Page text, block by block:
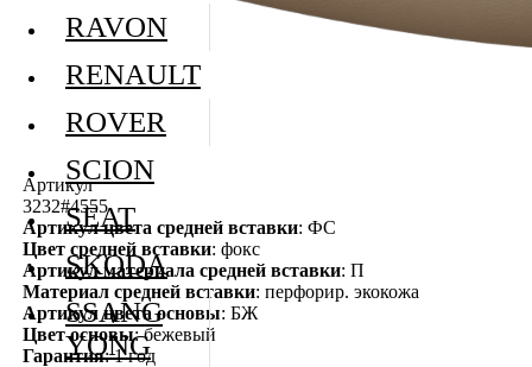
Артикул
3232#4555
Артикул цвета средней вставки: ФС
Цвет средней вставки: фокс
Артикул материала средней вставки: П
Материал средней вставки: перфорир. экокожа
Артикул цвета основы: БЖ
Цвет основы: бежевый
Гарантия: 1 год
RAVON
RENAULT
ROVER
SCION
SEAT
SKODA
SSANG
YONG